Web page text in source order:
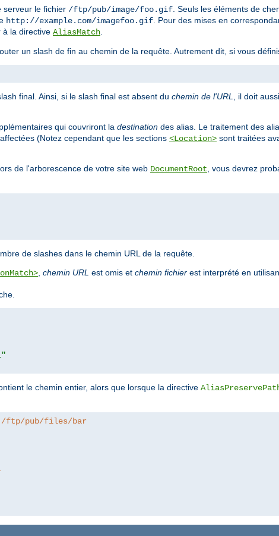
serveur le fichier /ftp/pub/image/foo.gif. Seuls les éléments de
http://example.com/imagefoo.gif. Pour des mises en
à la directive AliasMatch.
un slash de fin au chemin de la requête. Autrement dit, si vous
final. Ainsi, si le slash final est absent du chemin de l'URL, il doit
qui couvriront la destination des alias. Le traitement des
(Notez cependant que les sections <Location> sont traitées
de l'arborescence de votre site web DocumentRoot, vous devrez
de slashes dans le chemin URL de la requête.
, chemin URL est omis et chemin fichier est interprété en
le chemin entier, alors que lorsque la directive
ftp/pub/files/bar